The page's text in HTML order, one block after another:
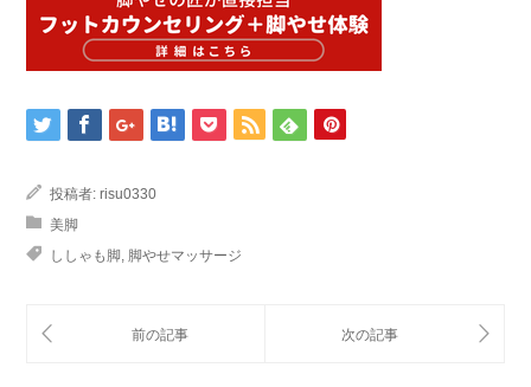
投稿者: risu0330
美脚
ししゃも脚, 脚やせマッサージ